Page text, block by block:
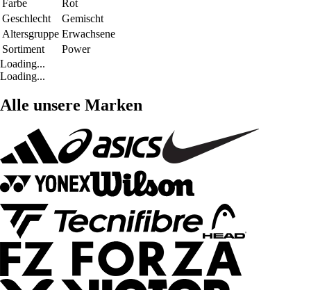
Farbe
Rot
Geschlecht
Gemischt
Altersgruppe Erwachsene
Sortiment
Power
Loading...
Loading...
Alle unsere Marken